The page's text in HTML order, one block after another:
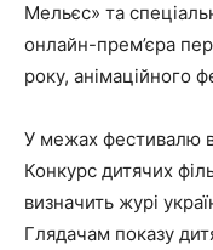
Мельєс» та
онлайн-прем’єра
року, анімаційного
У межах фестивалю
Конкурс дитячих
визначить журі
Глядачам показу